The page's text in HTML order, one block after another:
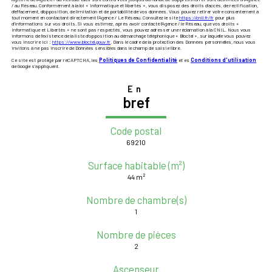
/ au Réseau. Conformément à la loi « informatique et libertés », vous disposez des droits d’accès, de rectification,
d’effacement, d’opposition, de limitation et de portabilité de vos données. Vous pouvez retirer votre consentement à
tout moment en contactant directement l’Agence / Le Réseau. Consultez le sitehttps://cnil.fr/fr pour plus
d’informations sur vos droits. Si vous estimez, après avoir contacté l'Agence / le Réseau, que vos droits «
Informatique et Libertés » ne sont pas respectés, vous pouvez adresser une réclamation à la CNIL. Nous vous
informons de l’existence de la liste d'opposition au démarchage téléphonique « Bloctel », sur laquelle vous pouvez
vous inscrire ici : https://www.bloctel.gouv.fr . Dans le cadre de la protection des Données personnelles, nous vous
invitons à ne pas inscrire de Données sensibles dans le champ de saisie libre.
Ce site est protégé par reCAPTCHA, les Politiques de Confidentialité et es Conditions d'utilisation
de Google s'appliquent.
En
bref
Code postal
69210
Surface habitable (m²)
44 m²
Nombre de chambre(s)
1
Nombre de pièces
2
Ascenseur